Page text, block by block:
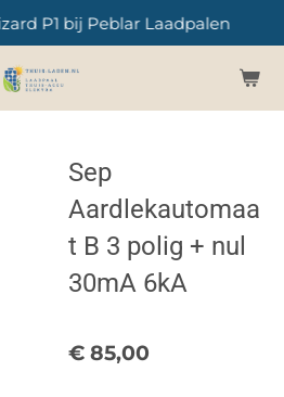
P1 bij Peblar Laadpalen
Sep
Aardlekautomaa
t B 3 polig + nul
30mA 6kA
€ 85,00